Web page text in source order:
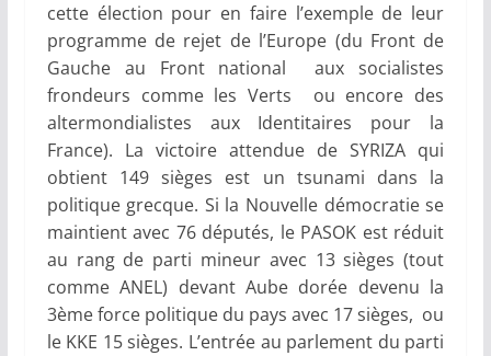
cette élection pour en faire l’exemple de leur
programme de rejet de l’Europe (du Front de
Gauche au Front national aux socialistes
frondeurs comme les Verts ou encore des
altermondialistes aux Identitaires pour la
France). La victoire attendue de SYRIZA qui
obtient 149 sièges est un tsunami dans la
politique grecque. Si la Nouvelle démocratie se
maintient avec 76 députés, le PASOK est réduit
au rang de parti mineur avec 13 sièges (tout
comme ANEL) devant Aube dorée devenu la
3ème force politique du pays avec 17 sièges, ou
le KKE 15 sièges. L’entrée au parlement du parti